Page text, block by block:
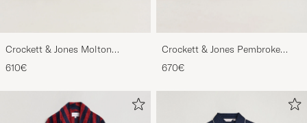
Crockett & Jones Molton
Chukka Black Rough-Out Suede
610€
Crockett & Jones Pembroke
Derbys Black Calf
670€